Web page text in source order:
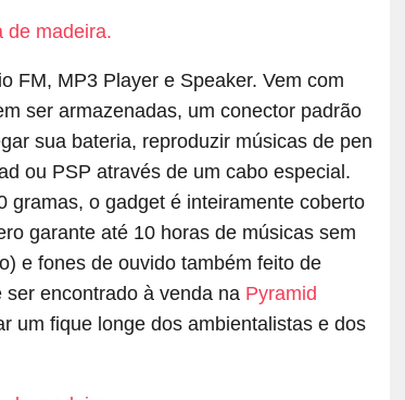
FM, MP3 Player e Speaker. Vem com
ser armazenadas, um conector padrão
sua bateria, reproduzir músicas de pen
ou PSP através de um cabo especial.
gramas, o gadget é inteiramente coberto
garante até 10 horas de músicas sem
e fones de ouvido também feito de
ser encontrado à venda na Pyramid
um fique longe dos ambientalistas e dos